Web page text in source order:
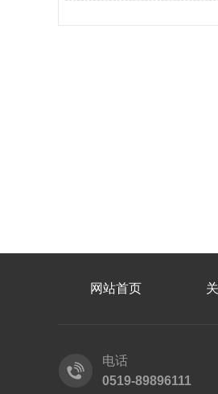
网站首页
电话
0519-89896111